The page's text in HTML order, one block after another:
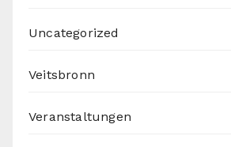
Uncategorized
Veitsbronn
Veranstaltungen